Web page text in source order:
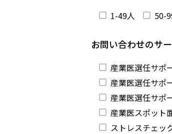
1-49人 50-
お問い合わせのサ
産業医選任サポ
産業医選任サポ
産業医選任サポ
産業医スポット
ストレスチェッ